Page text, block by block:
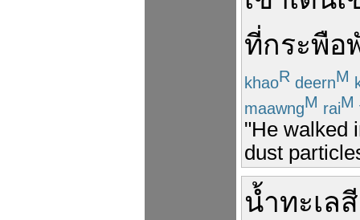
ที่กระพือ
khaoR deernM
maawngM raiM
"He walked
dust
น้ำทะเล